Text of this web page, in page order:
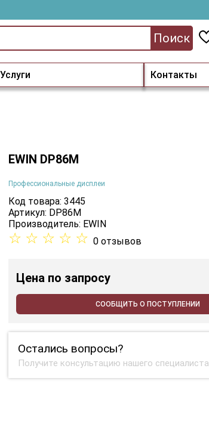
Услуги Контакты
Поиск
EWIN DP86M
Профессиональные дисплеи
Код товара: 3445
Артикул: DP86M
Производитель: EWIN
☆ ☆ ☆ ☆ ☆ 0 отзывов
Цена по запросу
СООБЩИТЬ О ПОСТУПЛЕНИИ
Остались вопросы?
Получите консультацию нашего специалиста